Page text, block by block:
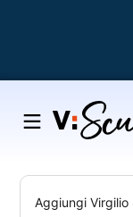
Salta
contenuto
Aggiungi Virgilio